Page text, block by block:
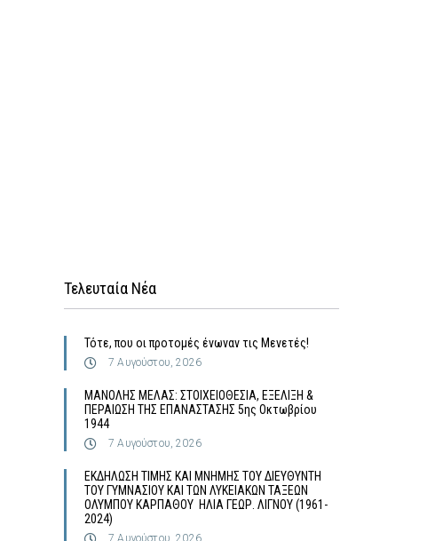
Τελευταία Νέα
Τότε, που οι προτομές ένωναν τις Μενετές!
7 Αυγούστου, 2026
MΑΝΟΛΗΣ ΜΕΛΑΣ: ΣΤΟΙΧΕΙΟΘΕΣΙΑ, ΕΞΕΛΙΞΗ &
ΠΕΡΑΙΩΣΗ ΤΗΣ ΕΠΑΝΑΣΤΑΣΗΣ 5ης Οκτωβρίου
1944
7 Αυγούστου, 2026
ΕΚΔΗΛΩΣΗ ΤΙΜΗΣ ΚΑΙ ΜΝΗΜΗΣ ΤΟΥ ΔΙΕΥΘΥΝΤΗ
ΤΟΥ ΓΥΜΝΑΣΙΟΥ ΚΑΙ ΤΩΝ ΛΥΚΕΙΑΚΩΝ ΤΑΞΕΩΝ
ΟΛΥΜΠΟΥ ΚΑΡΠΑΘΟΥ ΗΛΙΑ ΓΕΩΡ. ΛΙΓΝΟΥ (1961-
2024)